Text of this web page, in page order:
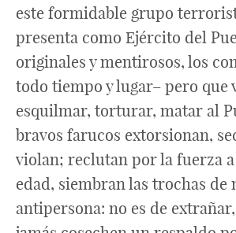
este formidable grupo
presenta como Ejército del
originales y mentirosos, los
todo tiempo y lugar– pero que
esquilmar, torturar, matar al
bravos farucos extorsionan,
violan; reclutan por la fuerza
edad, siembran las trochas de
antipersona: no es de